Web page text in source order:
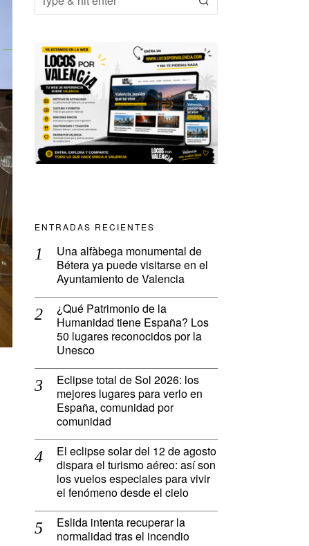
ENTRADAS RECIENTES
Una alfàbega monumental de
Bétera ya puede visitarse en el
Ayuntamiento de Valencia
¿Qué Patrimonio de la
Humanidad tiene España? Los
50 lugares reconocidos por la
Unesco
Eclipse total de Sol 2026: los
mejores lugares para verlo en
España, comunidad por
comunidad
El eclipse solar del 12 de agosto
dispara el turismo aéreo: así son
los vuelos especiales para vivir
el fenómeno desde el cielo
Eslida intenta recuperar la
normalidad tras el incendio